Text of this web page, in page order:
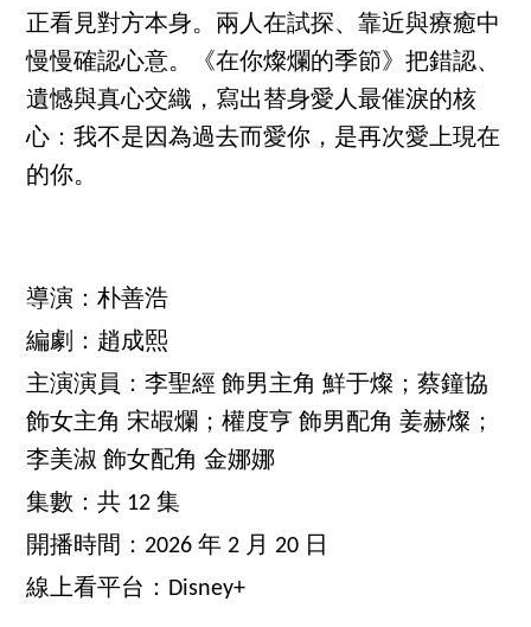
正看見對方本身。兩人在試探、靠近與療癒中
慢慢確認心意。《在你燦爛的季節》把錯認、
遺憾與真心交織，寫出替身愛人最催淚的核
心：我不是因為過去而愛你，是再次愛上現在
的你。
導演：朴善浩
編劇：趙成熙
主演演員：李聖經 飾男主角 鮮于燦；蔡鐘協
飾女主角 宋嘏爛；權度亨 飾男配角 姜赫燦；
李美淑 飾女配角 金娜娜
集數：共 12 集
開播時間：2026 年 2 月 20 日
線上看平台：Disney+